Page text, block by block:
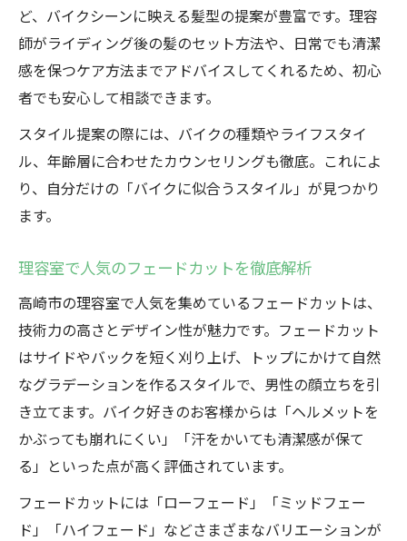
ど、バイクシーンに映える髪型の提案が豊富です。理容
師がライディング後の髪のセット方法や、日常でも清潔
感を保つケア方法までアドバイスしてくれるため、初心
者でも安心して相談できます。
スタイル提案の際には、バイクの種類やライフスタイ
ル、年齢層に合わせたカウンセリングも徹底。これによ
り、自分だけの「バイクに似合うスタイル」が見つかり
ます。
理容室で人気のフェードカットを徹底解析
高崎市の理容室で人気を集めているフェードカットは、
技術力の高さとデザイン性が魅力です。フェードカット
はサイドやバックを短く刈り上げ、トップにかけて自然
なグラデーションを作るスタイルで、男性の顔立ちを引
き立てます。バイク好きのお客様からは「ヘルメットを
かぶっても崩れにくい」「汗をかいても清潔感が保て
る」といった点が高く評価されています。
フェードカットには「ローフェード」「ミッドフェー
ド」「ハイフェード」などさまざまなバリエーションが